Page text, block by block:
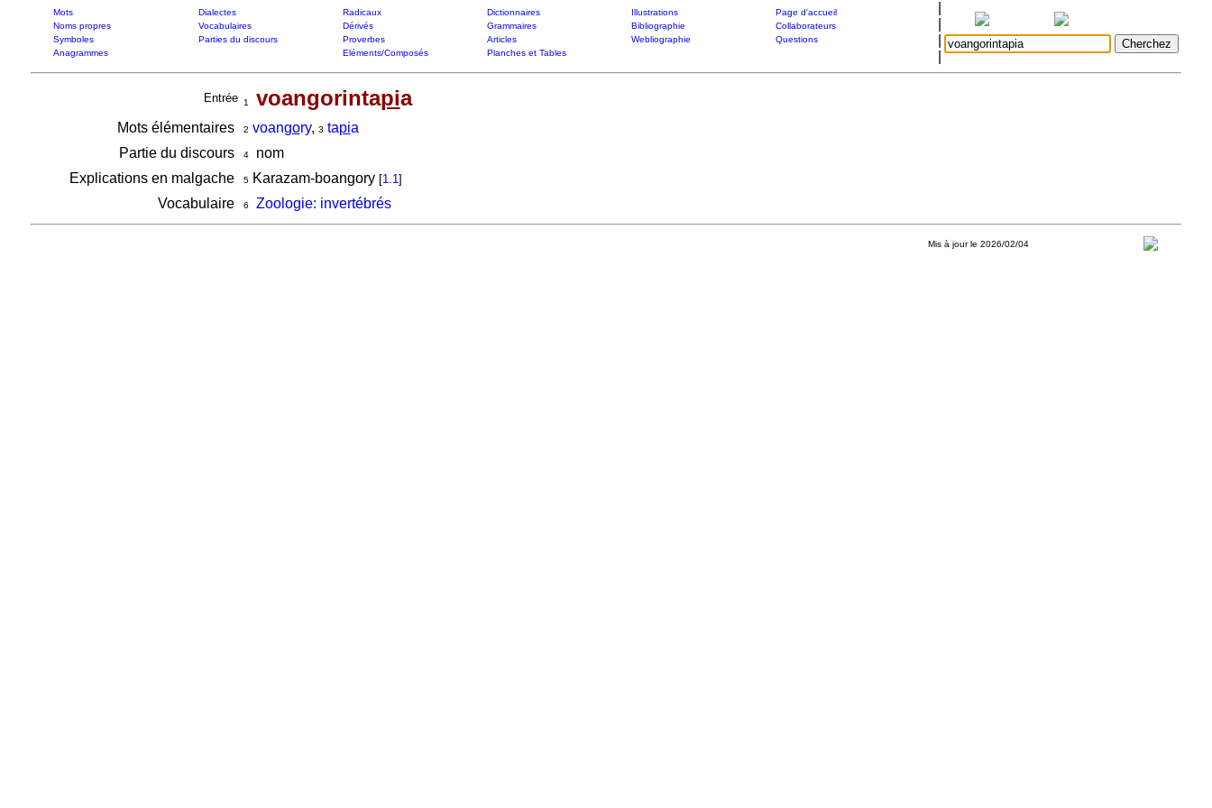
Mots Dialectes Radicaux Dictionnaires Illustrations
Page d'accueil
Noms propres
Vocabulaires Dérivés Grammaires Bibliographie
Collaborateurs
Symboles
Parties du discours Proverbes Articles Webliographie
Questions
Anagrammes
Eléments/Composés Planches et Tables
Entrée 1 voangorintapia
Mots élémentaires 2 voangory, 3 tapia
Partie du discours
4nom
Explications en malgache
5Karazam-boangory [1.1]
Vocabulaire 6 Zoologie: invertébrés
Mis à jour le 2026/02/04